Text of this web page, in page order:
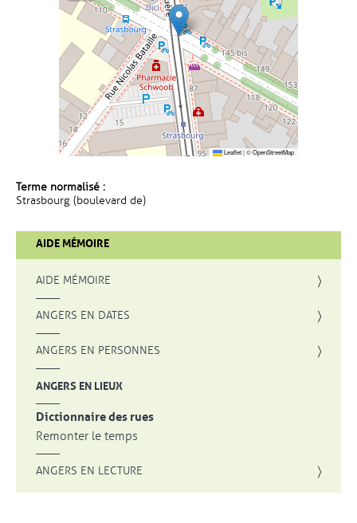
Leaflet|©OpenStreetMap
Terme normalisé :
Strasbourg (boulevard de)
AIDE MÉMOIRE
AIDE MÉMOIRE
ANGERS EN DATES
ANGERS EN PERSONNES
ANGERS EN LIEUX
Dictionnaire des rues
Remonter le temps
ANGERS EN LECTURE